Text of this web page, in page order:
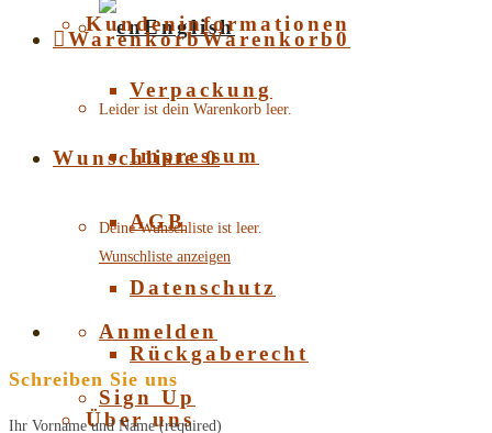
English
Kundeninformationen
Verpackung
Impressum
AGB
Datenschutz
Rückgaberecht
Über uns
WarenkorbWarenkorb0
Leider ist dein Warenkorb leer.
Wunschliste 0
Deine Wunschliste ist leer.
Wunschliste anzeigen
Anmelden
Sign Up
Schreiben Sie uns
Ihr Vorname und Name (required)